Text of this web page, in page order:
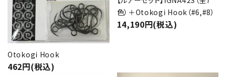
Otokogi Hook
462円(税込)
色）＋Otokogi Hook（#6,#8）
14,190円(税込)